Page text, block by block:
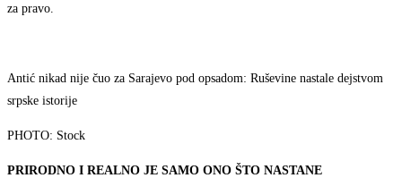
za pravo.
Antić nikad nije čuo za Sarajevo pod opsadom: Ruševine nastale dejstvom
srpske istorije
PHOTO: Stock
PRIRODNO I REALNO JE SAMO ONO ŠTO NASTANE